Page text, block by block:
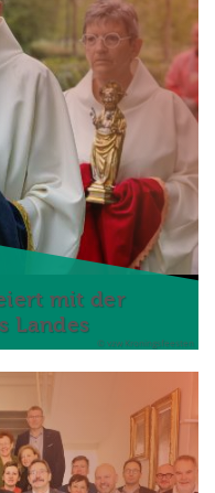
mit der
Landes
© vzw Kroningsfeesten